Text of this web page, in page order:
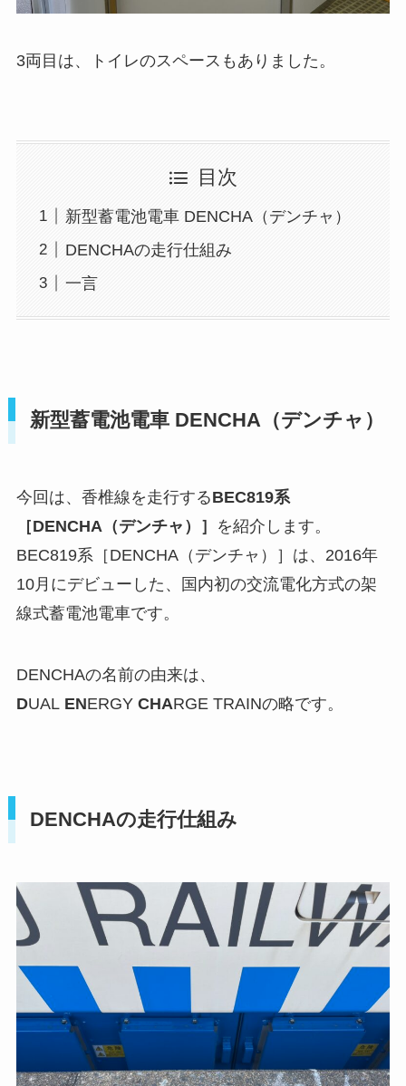
3両目は、トイレのスペースもありました。
目次
新型蓄電池電車 DENCHA（デンチャ）
DENCHAの走行仕組み
一言
新型蓄電池電車 DENCHA（デンチャ）
今回は、香椎線を走行するBEC819系
［DENCHA（デンチャ）］
を紹介します。
BEC819系［DENCHA（デンチャ）］は、2016年
10月にデビューした、国内初の交流電化方式の架
線式蓄電池電車です。
DENCHAの名前の由来は、
DUAL ENERGY CHARGE TRAINの略です。
DENCHAの走行仕組み